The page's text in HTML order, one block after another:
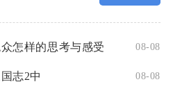
怎样的思考与感受 08-08
志2中 08-08